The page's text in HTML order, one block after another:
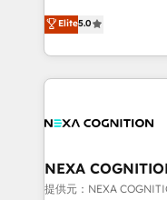
Technical Solutions,
Solutions and Growth
upgrading and
generating aspect of your
HubSpot Elite
nerds who can
experience. Working hand-in-hand with your team,
traffic, generates
revenue goals. We've worked with thousands of
Elite5.0
NEXA
提供元：NEXA